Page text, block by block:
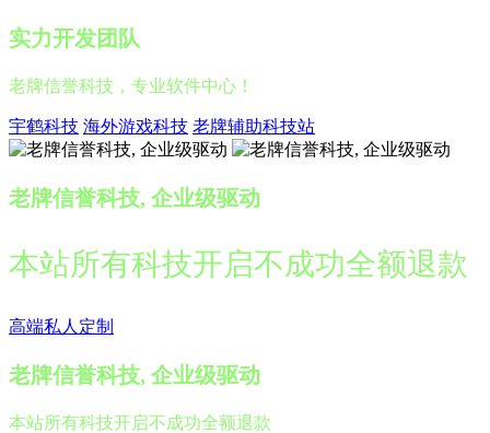
实力开发团队
老牌信誉科技，专业软件中心！
宇鹤科技 海外游戏科技 老牌辅助科技站
老牌信誉科技, 企业级驱动
本站所有科技开启不成功全额退款
高端私人定制
老牌信誉科技, 企业级驱动
本站所有科技开启不成功全额退款